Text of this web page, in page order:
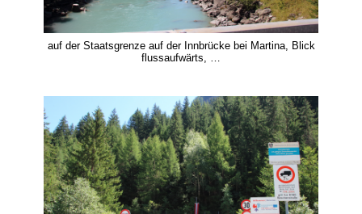
auf der Staatsgrenze auf der Innbrücke bei Martina, Blick
flussaufwärts, …